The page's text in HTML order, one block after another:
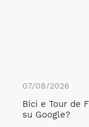
07/08/2026
Bici e Tour de
su Google?